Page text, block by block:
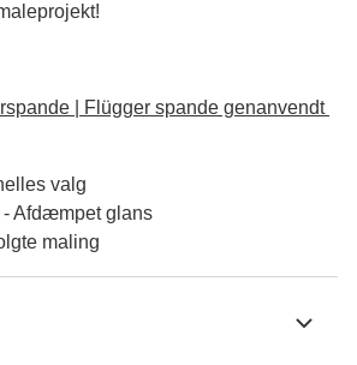
| Flügger spande genanvendt
valg
- Afdæmpet glans
maling